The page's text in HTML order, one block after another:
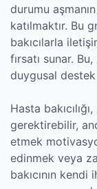
durumu
katılmaktır. Bu
bakıcılarla
fırsatı sunar.
duygusal
Hasta
gerektirebilir,
etmek
edinmek veya
bakıcının